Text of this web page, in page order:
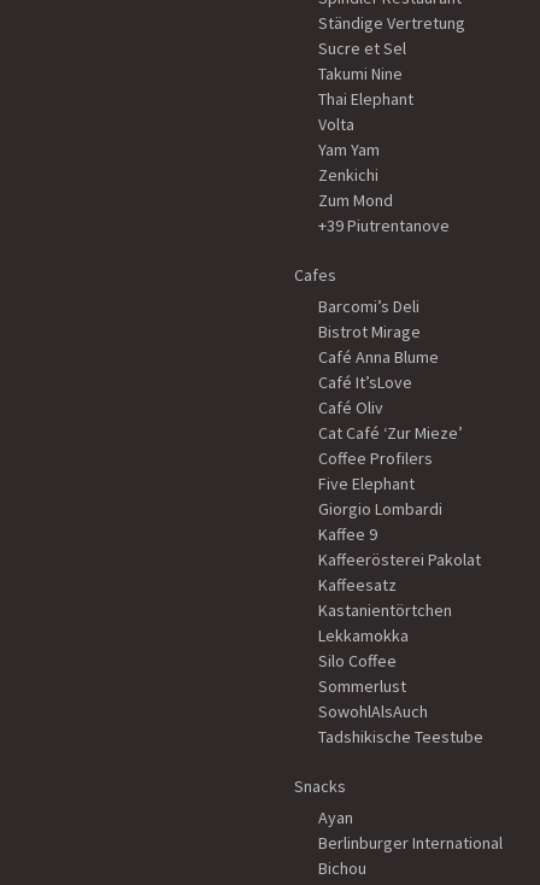
Ständige Vertretung
Sucre et Sel
Takumi Nine
Thai Elephant
Volta
Yam Yam
Zenkichi
Zum Mond
+39 Piutrentanove
Cafes
Barcomi’s Deli
Bistrot Mirage
Café Anna Blume
Café It’sLove
Café Oliv
Cat Café ‘Zur Mieze’
Coffee Profilers
Five Elephant
Giorgio Lombardi
Kaffee 9
Kaffeerösterei Pakolat
Kaffeesatz
Kastanientörtchen
Lekkamokka
Silo Coffee
Sommerlust
SowohlAlsAuch
Tadshikische Teestube
Snacks
Ayan
Berlinburger International
Bichou